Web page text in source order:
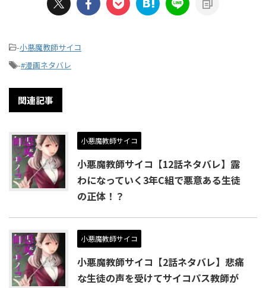
-小悪魔教師サイコ
-#漫画ネタバレ
関連記事
小悪魔教師サイコ
小悪魔教師サイコ【12話ネタバレ】露
わになっていく3年C組で悪意ある生徒
の正体！？
小悪魔教師サイコ
小悪魔教師サイコ【2話ネタバレ】悲痛
な生徒の声を受けてサイコパス教師が